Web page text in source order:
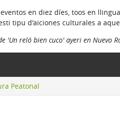
en diez díes, toos en
tipu d'aiciones culturales a
'Un reló bien cuco' ayeri en Nuevo
Peatonal